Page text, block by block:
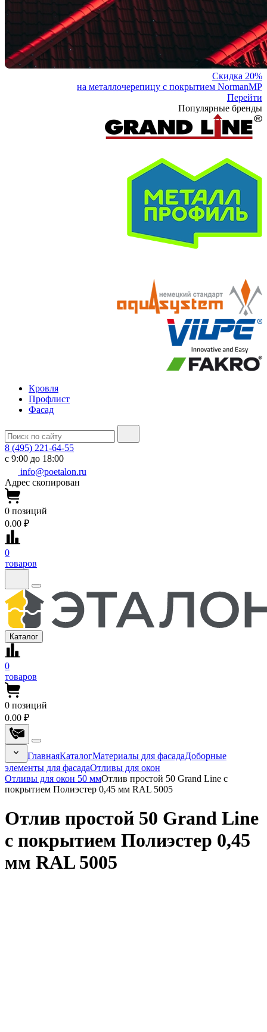
Скидка 20%
на металлочерепицу с покрытием NormanMP
Перейти
Популярные бренды
Кровля
Профлист
Фасад
8 (495) 221-64-55
с 9:00 до 18:00
info@poetalon.ru
Адрес скопирован
0 позиций
0.00 ₽
0
товаров
Каталог
0
товаров
0 позиций
0.00 ₽
ГлавнаяКаталогМатериалы для фасадаДоборные
элементы для фасадаОтливы для окон
Отливы для окон 50 ммОтлив простой 50 Grand Line с
покрытием Полиэстер 0,45 мм RAL 5005
Отлив простой 50 Grand Line
с покрытием Полиэстер 0,45
мм RAL 5005